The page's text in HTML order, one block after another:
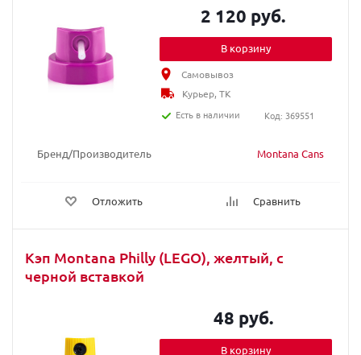
Бренд/Производитель Montana Cans
Отложить Сравнить
2 120 руб.
В корзину
Самовывоз
Курьер, ТК
Есть в наличии
Код: 369551
Кэп Montana Philly (LEGO), желтый, с
черной вставкой
48 руб.
В корзину